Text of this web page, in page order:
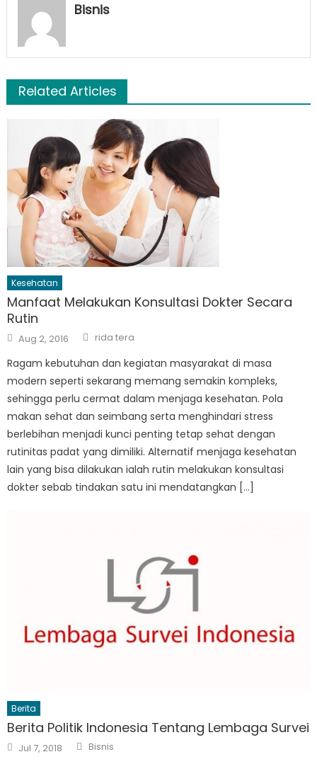
Bisnis
Related Articles
Kesehatan
Manfaat Melakukan Konsultasi Dokter Secara
Rutin
Posted
on
Aug 2, 2016 Author
rida tera
Ragam kebutuhan dan kegiatan masyarakat di masa
modern seperti sekarang memang semakin kompleks,
sehingga perlu cermat dalam menjaga kesehatan. Pola
makan sehat dan seimbang serta menghindari stress
berlebihan menjadi kunci penting tetap sehat dengan
rutinitas padat yang dimiliki. Alternatif menjaga kesehatan
lain yang bisa dilakukan ialah rutin melakukan konsultasi
dokter sebab tindakan satu ini mendatangkan […]
Berita
Berita Politik Indonesia Tentang Lembaga Survei
Posted
on
Jul 7, 2018 Author
Bisnis